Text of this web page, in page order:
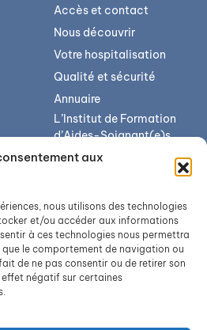
aux
nous utilisons des technologies
et/ou accéder aux informations
à ces technologies nous permettra
le comportement de navigation ou
de ne pas consentir ou de retirer son
négatif sur certaines
Accès et contact
Nous découvrir
Votre hospitalisation
Qualité et sécurité
Annuaire
L’Institut de Formation
d’Aides-Soignant(e)s
(IFAS)
Offres d’emploi